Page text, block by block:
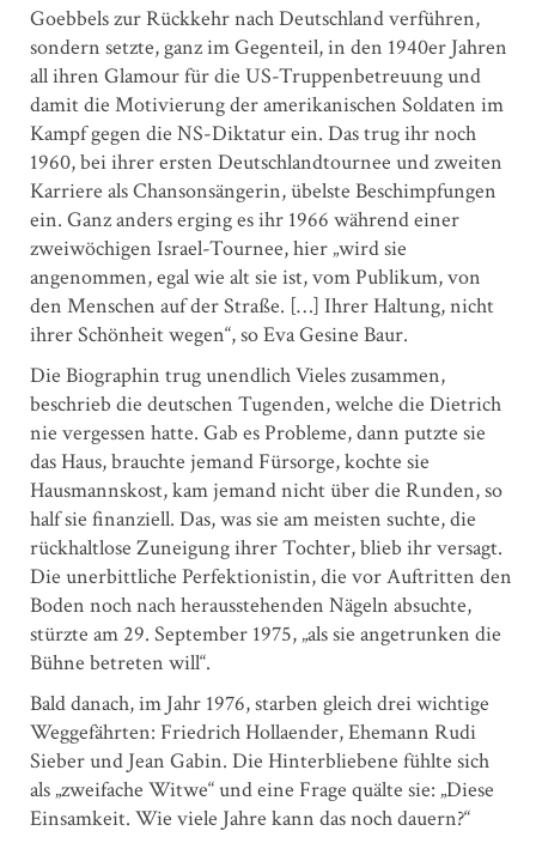
Goebbels zur Rückkehr nach Deutschland verführen,
sondern setzte, ganz im Gegenteil, in den 1940er Jahren
all ihren Glamour für die US-Truppenbetreuung und
damit die Motivierung der amerikanischen Soldaten im
Kampf gegen die NS-Diktatur ein. Das trug ihr noch
1960, bei ihrer ersten Deutschlandtournee und zweiten
Karriere als Chansonsängerin, übelste Beschimpfungen
ein. Ganz anders erging es ihr 1966 während einer
zweiwöchigen Israel-Tournee, hier „wird sie
angenommen, egal wie alt sie ist, vom Publikum, von
den Menschen auf der Straße. […] Ihrer Haltung, nicht
ihrer Schönheit wegen“, so Eva Gesine Baur.
Die Biographin trug unendlich Vieles zusammen,
beschrieb die deutschen Tugenden, welche die Dietrich
nie vergessen hatte. Gab es Probleme, dann putzte sie
das Haus, brauchte jemand Fürsorge, kochte sie
Hausmannskost, kam jemand nicht über die Runden, so
half sie finanziell. Das, was sie am meisten suchte, die
rückhaltlose Zuneigung ihrer Tochter, blieb ihr versagt.
Die unerbittliche Perfektionistin, die vor Auftritten den
Boden noch nach herausstehenden Nägeln absuchte,
stürzte am 29. September 1975, „als sie angetrunken die
Bühne betreten will“.
Bald danach, im Jahr 1976, starben gleich drei wichtige
Weggefährten: Friedrich ­Hollaender, Ehemann Rudi
Sieber und Jean Gabin. Die Hinterbliebene fühlte sich
als „zweifache Witwe“ und eine Frage quälte sie: „Diese
Einsamkeit. Wie viele Jahre kann das noch dauern?“